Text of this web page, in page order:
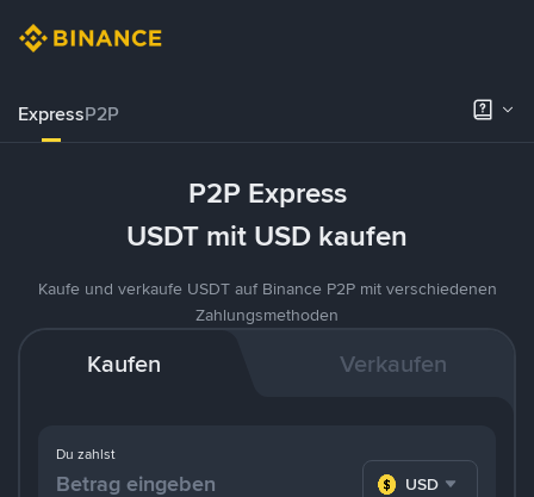
ExpressP2P
P2P Express
USDT mit USD kaufen
Kaufe und verkaufe USDT auf Binance P2P mit verschiedenen
Zahlungsmethoden
Kaufen Verkaufen
Du zahlst
USD